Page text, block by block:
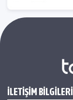
İLETİŞİM BİLGİLERİ